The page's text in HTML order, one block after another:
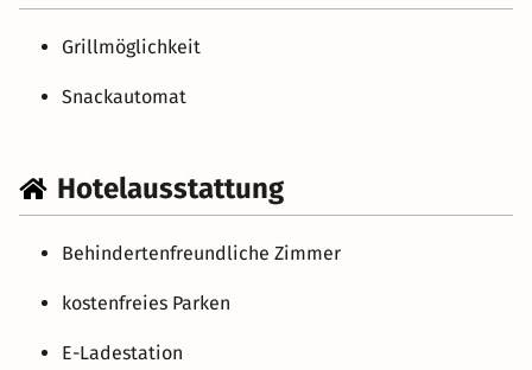
Grillmöglichkeit
Snackautomat
Hotelausstattung
Behindertenfreundliche Zimmer
kostenfreies Parken
E-Ladestation